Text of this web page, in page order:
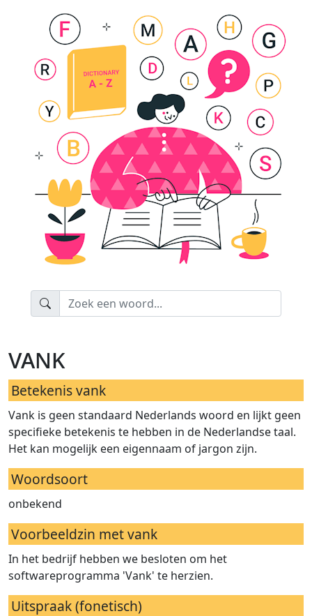
vank
Betekenis vank
Vank is geen standaard Nederlands woord en lijkt geen
specifieke betekenis te hebben in de Nederlandse taal.
Het kan mogelijk een eigennaam of jargon zijn.
Woordsoort
onbekend
Voorbeeldzin met vank
In het bedrijf hebben we besloten om het
softwareprogramma 'Vank' te herzien.
Uitspraak (fonetisch)